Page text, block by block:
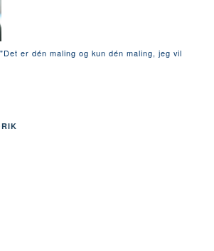
"Det er dén maling og kun dén maling, jeg vil